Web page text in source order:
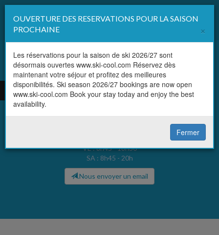
FR
EN
Ski CoolVal Thorens
VE : 8h45 - 18h30
SA : 8h45 - 20h
.Nous envoyer un email
OUVERTURE DES RESERVATIONS POUR LA SAISON
PROCHAINE
×
Les réservations pour la saison de ski 2026/27 sont
désormais ouvertes www.ski-cool.com Réservez dès
maintenant votre séjour et profitez des meilleures
disponibilités. Ski season 2026/27 bookings are now open
www.ski-cool.com Book your stay today and enjoy the best
availability.
Fermer